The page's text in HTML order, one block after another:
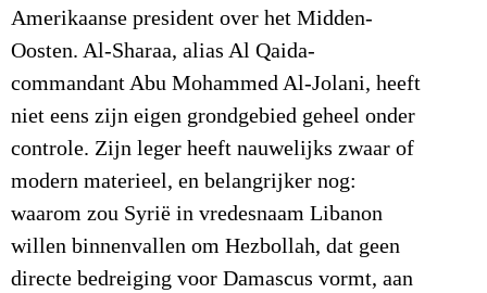
Amerikaanse president over het Midden-
Oosten. Al-Sharaa, alias Al Qaida-
commandant Abu Mohammed Al-Jolani, heeft
niet eens zijn eigen grondgebied geheel onder
controle. Zijn leger heeft nauwelijks zwaar of
modern materieel, en belangrijker nog:
waarom zou Syrië in vredesnaam Libanon
willen binnenvallen om Hezbollah, dat geen
directe bedreiging voor Damascus vormt, aan